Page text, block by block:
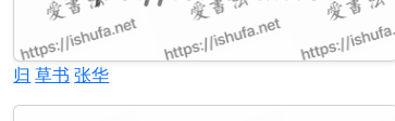
归 草书 张华